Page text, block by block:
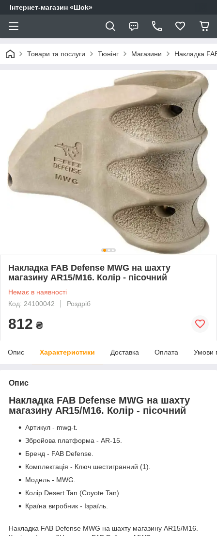
Інтернет-магазин «Шоk»
Товари та послуги Тюнінг Магазини Накладка
Накладка FAB Defense MWG на шахту
магазину AR15/M16. Колір - пісочний
Немає в наявності
Код: 24100042
Роздріб
812 ₴
Опис Характеристики Доставка Оплата Умови
Опис
Накладка FAB Defense MWG на шахту
магазину AR15/M16. Колір - пісочний
Артикул - mwg-t.
Збройова платформа - AR-15.
Бренд - FAB Defense.
Комплектація - Ключ шестигранний (1).
Модель - MWG.
Колір Desert Tan (Coyote Tan).
Країна виробник - Ізраїль.
Накладка FAB Defense MWG на шахту магазину AR15/M16.